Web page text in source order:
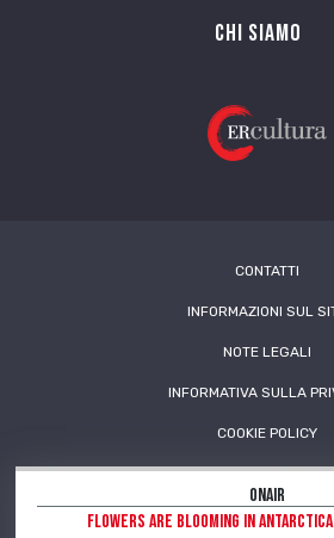
OnAir
Flowers are blooming in
Chi siamo
CONTATTI
INFORMAZIONI SUL
NOTE LEGALI
INFORMATIVA SULLA
COOKIE POLICY